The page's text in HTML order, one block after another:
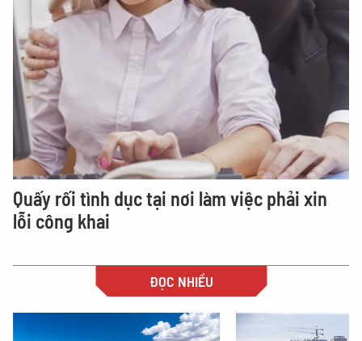
Quấy rối tình dục tại nơi làm việc phải xin
lỗi công khai
ĐỌC NHIỀU